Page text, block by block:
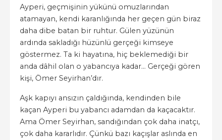
Ayperi, geçmişinin yükünü omuzlarından
atamayan, kendi karanlığında her geçen gün biraz
daha dibe batan bir ruhtur. Gülen yüzünün
ardında sakladığı hüzünlü gerçeği kimseye
göstermez. Ta ki hayatına, hiç beklemediği bir
anda dâhil olan o yabancıya kadar… Gerçeği gören
kişi, Ömer Seyirhan’dır.
Aşk kapıyı ansızın çaldığında, kendinden bile
kaçan Ayperi bu yabancı adamdan da kaçacaktır.
Ama Ömer Seyirhan, sandığından çok daha inatçı,
çok daha kararlıdır. Çünkü bazı kaçışlar aslında en